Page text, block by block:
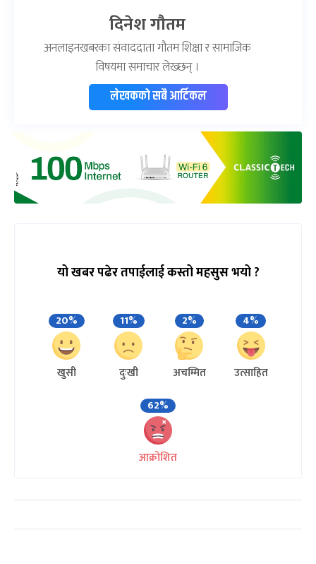
दिनेश गौतम
अनलाइनखबरका संवाददाता गौतम शिक्षा र सामाजिक
विषयमा समाचार लेख्छन् ।
लेखकको सबै आर्टिकल
यो खबर पढेर तपाईलाई कस्तो महसुस भयो ?
20%
खुसी
11%
दुःखी
2%
अचम्मित
4%
उत्साहित
62%
आक्रोशित